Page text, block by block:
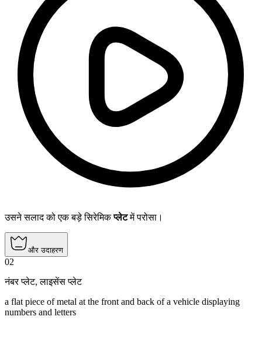
उसने सलाद को एक बड़े सिरेमिकप्लेटमें परोसा।
और उदाहरण
02
नंबर प्लेट,लाइसेंस प्लेट
a flat piece of metal at the front and back of a vehicle displaying
numbers and letters